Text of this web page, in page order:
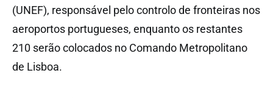
(UNEF), responsável pelo controlo de fronteiras nos
aeroportos portugueses, enquanto os restantes
210 serão colocados no Comando Metropolitano
de Lisboa.